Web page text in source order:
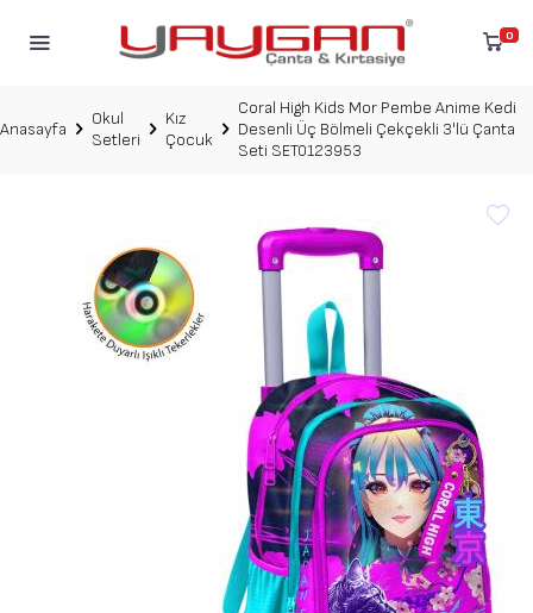
0
Anasayfa
Okul
Setleri
Kız
Çocuk
Coral High Kids Mor Pembe Anime Kedi
Desenli Üç Bölmeli Çekçekli 3'lü Çanta
Seti SET0123953